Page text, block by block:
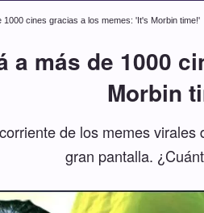
1000 cines gracias a los memes: 'It's Morbin time!'
a más de 1000
Morbin
de los memes
gran pantalla.